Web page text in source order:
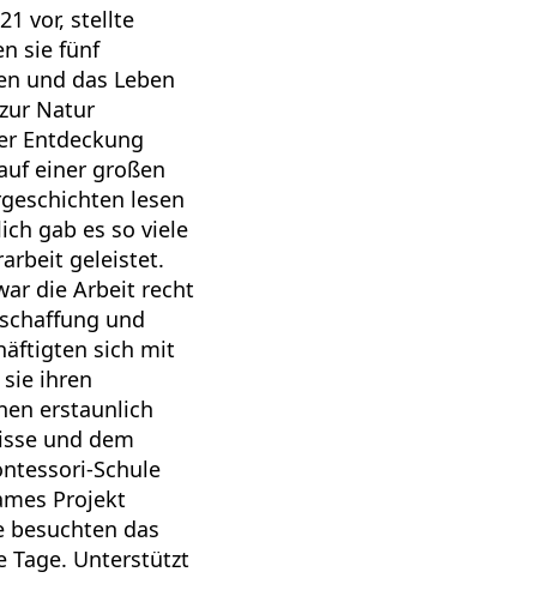
vor, stellte
sie fünf
und das Leben
Natur
Entdeckung
einer großen
lesen
gab es so viele
geleistet.
die Arbeit recht
und
sich mit
ihren
erstaunlich
und dem
Schule
Projekt
besuchten das
Tage. Unterstützt